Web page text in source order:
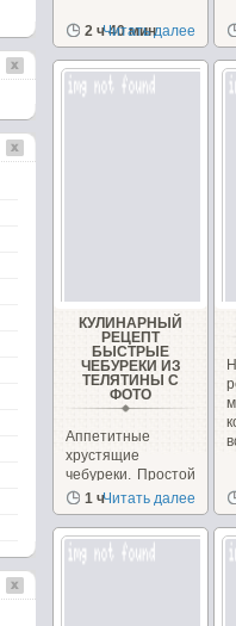
2 ч 40 мин
Читать далее
КУЛИНАРНЫЙ
РЕЦЕПТ
БЫСТРЫЕ
ЧЕБУРЕКИ ИЗ
ТЕЛЯТИНЫ С
ФОТО
Аппетитные
хрустящие
чебуреки. Простой
рецепт!
Нетрудоемкостьв
приготовлении...
1 чЧитать далее